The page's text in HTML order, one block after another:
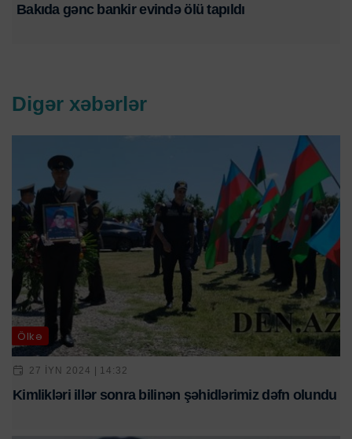
Bakıda gənc bankir evində ölü tapıldı
Digər xəbərlər
Ölkə
27 IYN 2024 | 14:32
Kimlikləri illər sonra bilinən şəhidlərimiz dəfn olundu